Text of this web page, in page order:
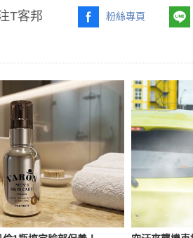
T客邦 粉絲專頁